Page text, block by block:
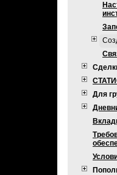
Для